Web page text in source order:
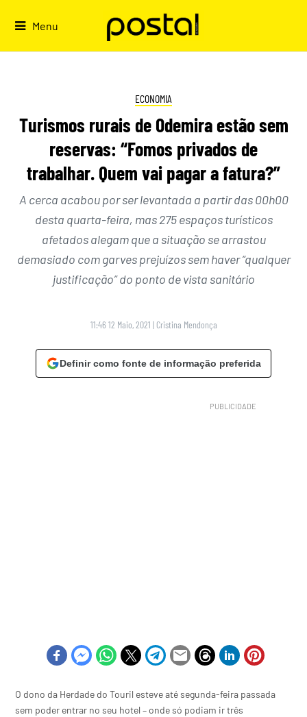
Menu
ECONOMIA
Turismos rurais de Odemira estão sem
reservas: “Fomos privados de
trabalhar. Quem vai pagar a fatura?”
A cerca acabou por ser levantada a partir das 00h00
desta quarta-feira, mas 275 espaços turísticos
afetados alegam que a situação se arrastou
demasiado com garves prejuízos sem haver “qualquer
justificação” do ponto de vista sanitário
11:46 12 Maio, 2021 | Cristina Mendonça
Definir como fonte de informação preferida
O dono da Herdade do Touril esteve até segunda-feira passada
sem poder entrar no seu hotel – onde só podiam ir três